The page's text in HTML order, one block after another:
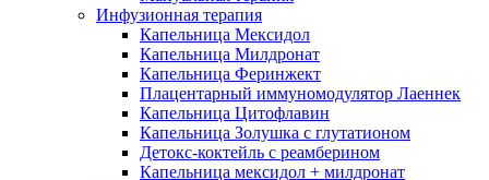
Инфузионная терапия
Капельница Мексидол
Капельница Милдронат
Капельница Феринжект
Плацентарный иммуномодулятор Лаеннек
Капельница Цитофлавин
Капельница Золушка с глутатионом
Детокс-коктейль с реамберином
Капельница мексидол + милдронат